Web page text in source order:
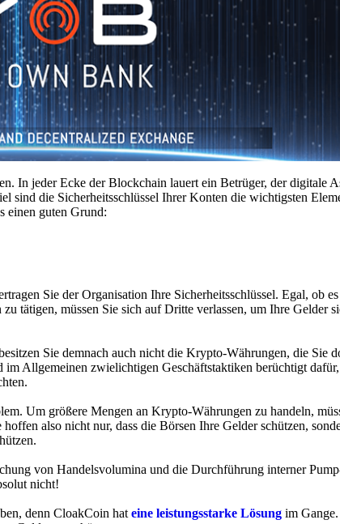
In jeder Ecke der Blockchain lauert ein Betrüger, der digitale
sind die Sicherheitsschlüssel Ihrer Konten die wichtigsten
einen guten Grund:
Sie der Organisation Ihre Sicherheitsschlüssel. Egal, ob
tätigen, müssen Sie sich auf Dritte verlassen, um Ihre Gelder
Sie demnach auch nicht die Krypto-Währungen, die Sie
Allgemeinen zwielichtigen Geschäftstaktiken berüchtigt
Um größere Mengen an Krypto-Währungen zu handeln,
also nicht nur, dass die Börsen Ihre Gelder schützen,
von Handelsvolumina und die Durchführung interner
nicht!
denn CloakCoin hat eine leistungsstarke Lösung im